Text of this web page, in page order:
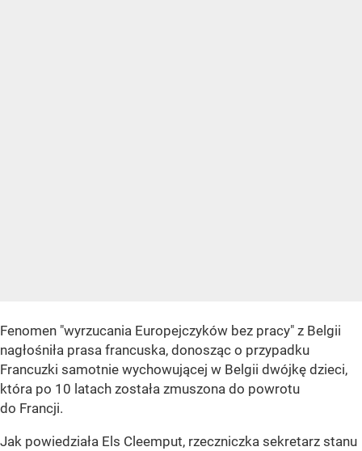
Fenomen "wyrzucania Europejczyków bez pracy" z Belgii
nagłośniła prasa francuska, donosząc o przypadku
Francuzki samotnie wychowującej w Belgii dwójkę dzieci,
która po 10 latach została zmuszona do powrotu
do Francji.
Jak powiedziała Els Cleemput, rzeczniczka sekretarz stanu